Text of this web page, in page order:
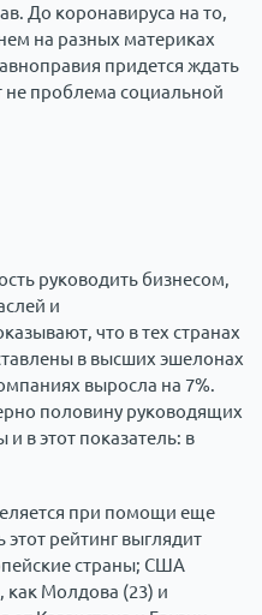
До коронавируса на то,
на разных материках
придется ждать
не проблема социальной
руководить бизнесом,
и
что в тех странах
в высших эшелонах
выросла на 7%.
половину руководящих
в этот показатель: в
при помощи еще
рейтинг выглядит
страны; США
как Молдова (23) и